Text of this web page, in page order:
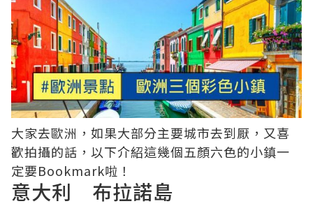
大家去歐洲，如果大部分主要城市去到厭，又喜
歡拍攝的話，以下介紹這幾個五顏六色的小鎮一
定要Bookmark啦！
意大利 布拉諾島